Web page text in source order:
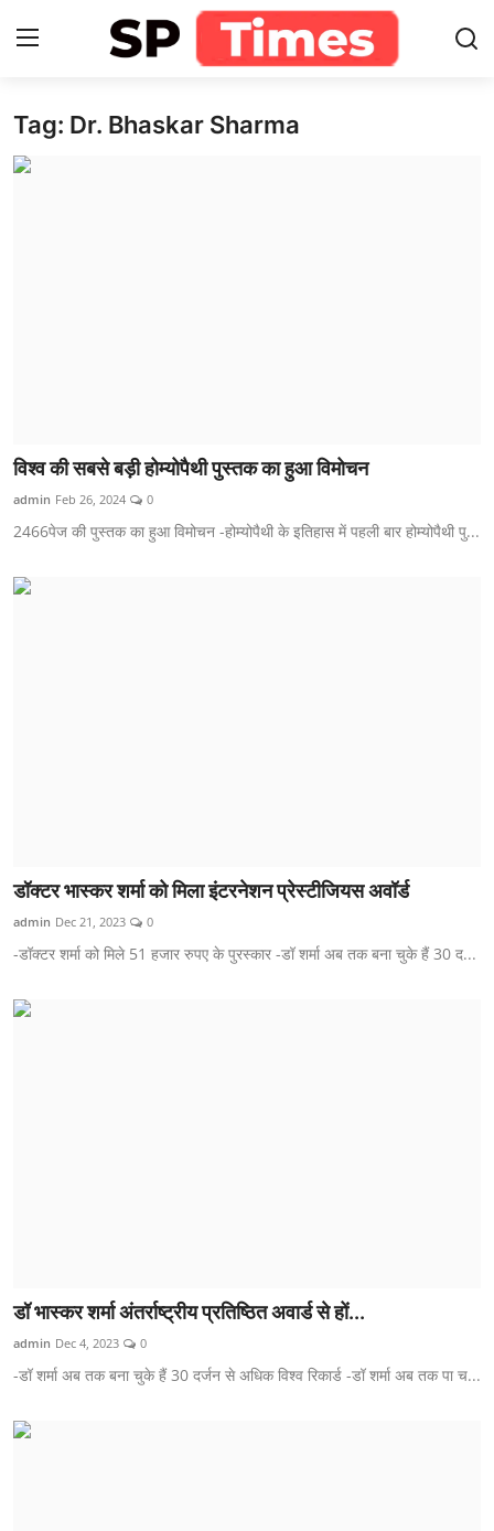
Login Register
मनोरंजन
शिक्षा
Tag: Dr. Bhaskar Sharma
विश्व की सबसे बड़ी होम्योपैथी पुस्तक का हुआ विमोचन
admin Feb 26, 2024 0
2466पेज की पुस्तक का हुआ विमोचन -होम्योपैथी के इतिहास में पहली बार होम्योपैथी पु...
डॉक्टर भास्कर शर्मा को मिला इंटरनेशन प्रेस्टीजियस अवॉर्ड
admin Dec 21, 2023 0
-डॉक्टर शर्मा को मिले 51 हजार रुपए के पुरस्कार -डॉ शर्मा अब तक बना चुके हैं 30 द...
डॉ भास्कर शर्मा अंतर्राष्ट्रीय प्रतिष्ठित अवार्ड से हों...
admin Dec 4, 2023 0
-डॉ शर्मा अब तक बना चुके हैं 30 दर्जन से अधिक विश्व रिकार्ड -डॉ शर्मा अब तक पा च...